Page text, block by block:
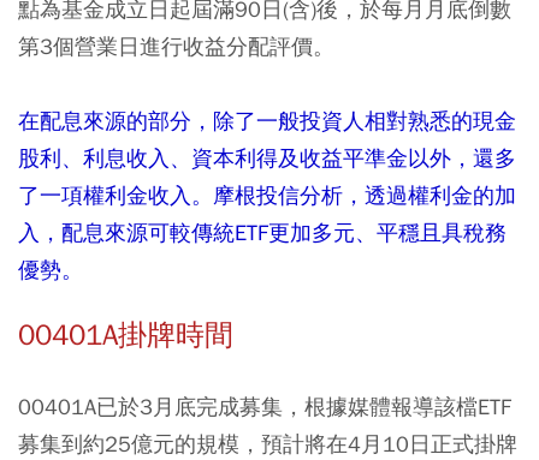
點為基金成立日起屆滿90日(含)後，於每月月底倒數
第3個營業日進行收益分配評價。
在配息來源的部分，除了一般投資人相對熟悉的現金
股利、利息收入、資本利得及收益平準金以外，還多
了一項權利金收入。摩根投信分析，透過權利金的加
入，配息來源可較傳統ETF更加多元、平穩且具稅務
優勢。
00401A掛牌時間
00401A已於3月底完成募集，根據媒體報導該檔ETF
募集到約25億元的規模，預計將在4月10日正式掛牌